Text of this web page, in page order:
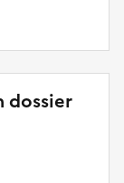
dossier